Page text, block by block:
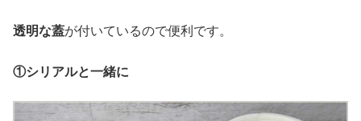
透明な蓋が付いているので便利です。
①シリアルと一緒に